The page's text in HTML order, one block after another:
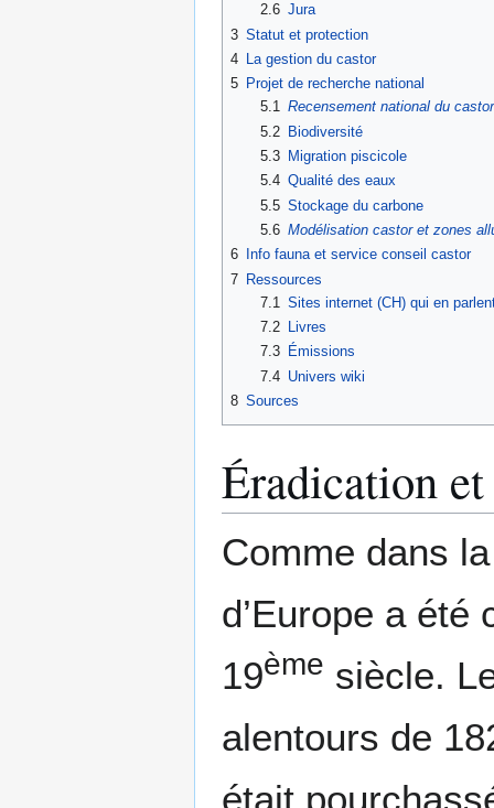
2.6 Jura
3 Statut et protection
4
La gestion du castor
5 Projet de recherche national
5.1 Recensement national du castor
5.2 Biodiversité
5.3
Migration piscicole
5.4 Qualité des eaux
5.5 Stockage du carbone
5.6 Modélisation castor et zones
6
Info fauna et service conseil castor
7 Ressources
7.1 Sites internet (CH) qui en
7.2
Livres
7.3
Émissions
7.4 Univers wiki
8 Sources
Éradication
Comme dans
d’Europe a
19ème siècle.
alentours de
était